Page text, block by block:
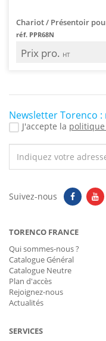
Chariot / Présentoir
réf. PPR68N
Prix pro. HT
Newsletter Torenco
J'accepte la
Suivez-nous
TORENCO FRANCE
Qui sommes-nous ?
Catalogue Général
Catalogue Neutre
Plan d'accès
Rejoignez-nous
Actualités
SERVICES